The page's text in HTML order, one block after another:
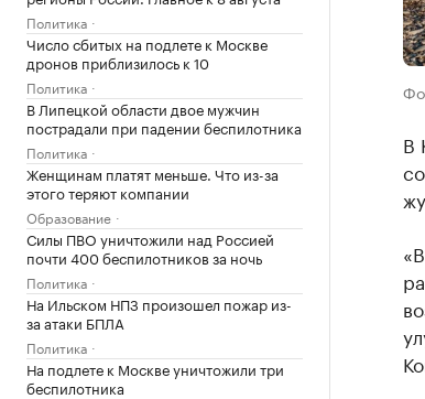
Политика
Число сбитых на подлете к Москве
дронов приблизилось к 10
Политика
В Липецкой области двое мужчин
пострадали при падении беспилотника
Политика
Женщинам платят меньше. Что из-за
этого теряют компании
Образование
Силы ПВО уничтожили над Россией
почти 400 беспилотников за ночь
Политика
На Ильском НПЗ произошел пожар из-
за атаки БПЛА
Политика
На подлете к Москве уничтожили три
беспилотника
В